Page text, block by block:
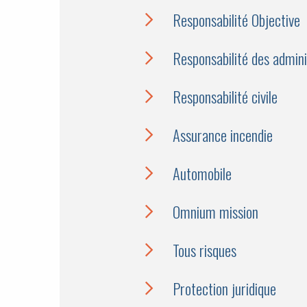
Responsabilité Objective
Responsabilité des
Responsabilité civile
Assurance incendie
Automobile
Omnium mission
Tous risques
Protection juridique